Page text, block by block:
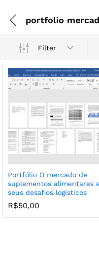
portfolio
Filter
Portfólio O mercado de
suplementos alimentares
seus desafios logísticos
R$50,00